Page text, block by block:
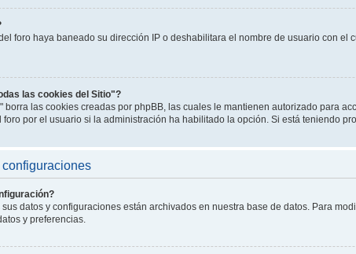
foro haya baneado su dirección IP o deshabilitara el nombre de usuario con
las cookies del Sitio"?
borra las cookies creadas por phpBB, las cuales le mantienen autorizado para
por el usuario si la administración ha habilitado la opción. Si está teniendo
datos y configuraciones están archivados en nuestra base de datos. Para
y preferencias.